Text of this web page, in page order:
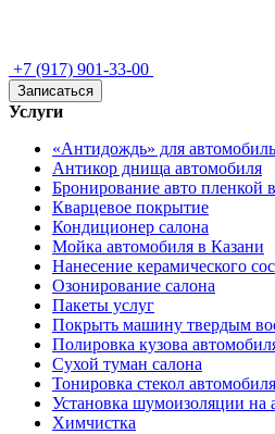
+7 (917) 901-33-00
Записаться
Услуги
«Антидождь» для
Антикор днища автомобиля
Бронирование авто пленкой
Кварцевое покрытие
Кондиционер салона
Мойка автомобиля в Казани
Нанесение керамического
Озонирование салона
Пакеты услуг
Покрыть машину твердым
Полировка кузова
Сухой туман салона
Тонировка стекол
Установка шумоизоляции на
Химчистка